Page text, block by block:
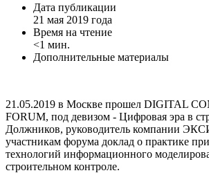
Дата публикации
21 мая 2019 года
Время на чтение
<1 мин.
Дополнительные материалы
21.05.2019 в Москве прошел DIGITAL
FORUM, под девизом - Цифровая эра в
Должников, руководитель компании
участникам форума доклад о практике
технологий информационного
строительном контроле.